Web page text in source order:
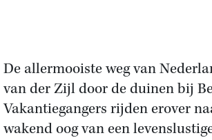
De allermooiste weg van
van der Zijl door de duinen bij
Vakantiegangers rijden erover
wakend oog van een